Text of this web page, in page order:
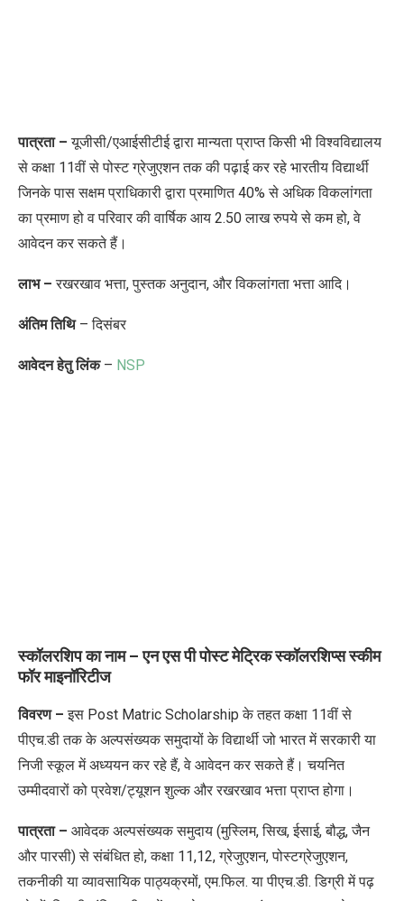
पात्रता – यूजीसी/एआईसीटीई द्वारा मान्यता प्राप्त किसी भी विश्वविद्यालय
से कक्षा 11वीं से पोस्ट ग्रेजुएशन तक की पढ़ाई कर रहे भारतीय विद्यार्थी
जिनके पास सक्षम प्राधिकारी द्वारा प्रमाणित 40% से अधिक विकलांगता
का प्रमाण हो व परिवार की वार्षिक आय 2.50 लाख रुपये से कम हो, वे
आवेदन कर सकते हैं।
लाभ – रखरखाव भत्ता, पुस्तक अनुदान, और विकलांगता भत्ता आदि।
अंतिम तिथि– दिसंबर
आवेदन हेतु लिंक– NSP
स्कॉलरशिप का नाम – एन एस पी पोस्ट मेट्रिक स्कॉलरशिप्स स्कीम
फॉर माइनॉरिटीज
विवरण – इस Post Matric Scholarship के तहत कक्षा 11वीं से
पीएच.डी तक के अल्पसंख्यक समुदायों के विद्यार्थी जो भारत में सरकारी या
निजी स्कूल में अध्ययन कर रहे हैं, वे आवेदन कर सकते हैं। चयनित
उम्मीदवारों को प्रवेश/ट्यूशन शुल्क और रखरखाव भत्ता प्राप्त होगा।
पात्रता – आवेदक अल्पसंख्यक समुदाय (मुस्लिम, सिख, ईसाई, बौद्ध, जैन
और पारसी) से संबंधित हो, कक्षा 11,12, ग्रेजुएशन, पोस्टग्रेजुएशन,
तकनीकी या व्यावसायिक पाठ्यक्रमों, एम.फिल. या पीएच.डी. डिग्री में पढ़